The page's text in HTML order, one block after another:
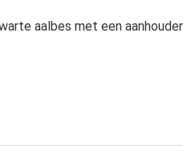
aalbes met een